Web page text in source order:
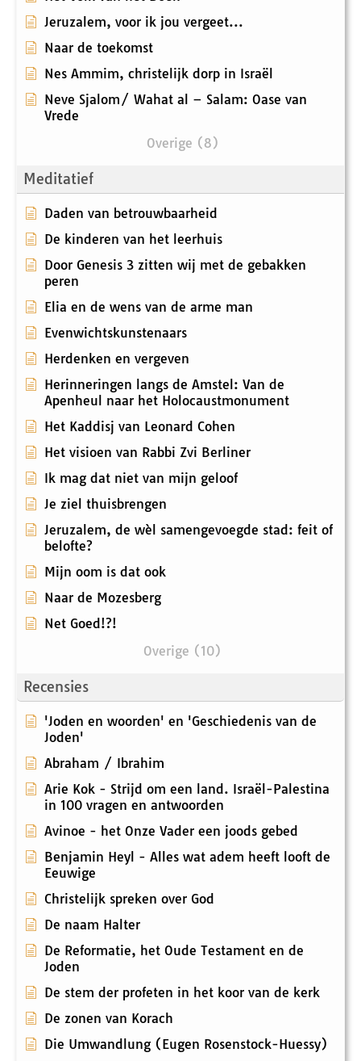
Jeruzalem, voor ik jou vergeet...
Naar de toekomst
Nes Ammim, christelijk dorp in Israël
Neve Sjalom/ Wahat al – Salam: Oase van
Vrede
Overige (8)
Meditatief
Daden van betrouwbaarheid
De kinderen van het leerhuis
Door Genesis 3 zitten wij met de gebakken
peren
Elia en de wens van de arme man
Evenwichtskunstenaars
Herdenken en vergeven
Herinneringen langs de Amstel: Van de
Apenheul naar het Holocaustmonument
Het Kaddisj van Leonard Cohen
Het visioen van Rabbi Zvi Berliner
Ik mag dat niet van mijn geloof
Je ziel thuisbrengen
Jeruzalem, de wèl samengevoegde stad: feit of
belofte?
Mijn oom is dat ook
Naar de Mozesberg
Net Goed!?!
Overige (10)
Recensies
'Joden en woorden' en 'Geschiedenis van de
Joden'
Abraham / Ibrahim
Arie Kok - Strijd om een land. Israël-Palestina
in 100 vragen en antwoorden
Avinoe - het Onze Vader een joods gebed
Benjamin Heyl - Alles wat adem heeft looft de
Eeuwige
Christelijk spreken over God
De naam Halter
De Reformatie, het Oude Testament en de
Joden
De stem der profeten in het koor van de kerk
De zonen van Korach
Die Umwandlung (Eugen Rosenstock-Huessy)